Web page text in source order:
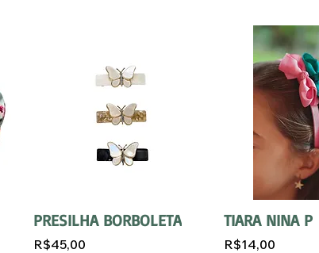
PRESILHA BORBOLETA
R$45,00
TIARA NINA P
R$14,00